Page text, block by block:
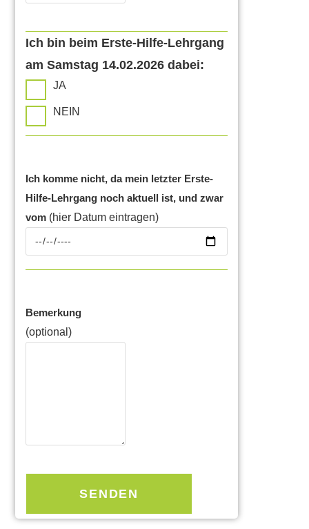
Ich bin beim Erste-Hilfe-Lehrgang
am Samstag 14.02.2026 dabei:
JA
NEIN
Ich komme nicht, da mein letzter Erste-
Hilfe-Lehrgang noch aktuell ist, und zwar
vom (hier Datum eintragen)
Bemerkung
(optional)